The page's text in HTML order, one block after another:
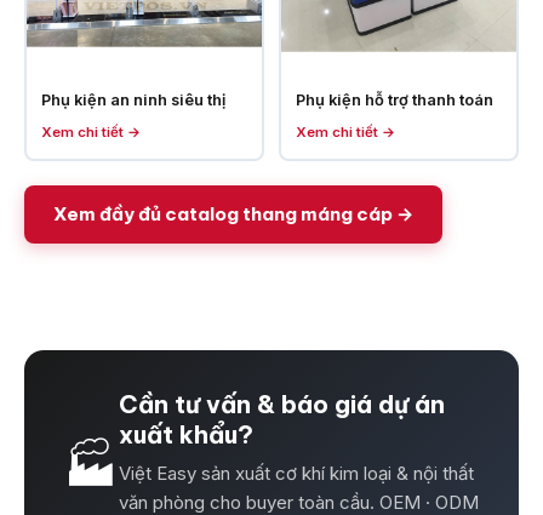
Phụ kiện an ninh siêu thị
Xem chi tiết →
Phụ kiện hỗ trợ thanh toán
Xem chi tiết →
Xem đầy đủ catalog thang máng cáp →
🏭
Cần tư vấn & báo giá dự án
xuất khẩu?
Việt Easy sản xuất cơ khí kim loại & nội thất
văn phòng cho buyer toàn cầu. OEM · ODM